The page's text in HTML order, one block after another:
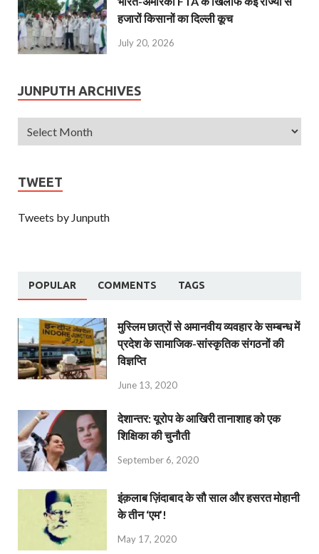
हजारों किसानों का दिल्ली कूच
July 20, 2026
JUNPUTH ARCHIVES
TWEET
Tweets by Junputh
POPULAR COMMENTS TAGS
मुस्लिम छात्रों से अमानवीय व्यवहार के सम्बन्ध में
प्रदेश के सामाजिक-सांस्कृतिक संगठनों की
विज्ञप्ति
June 13, 2020
देशान्‍तर: यूरोप के आखिरी तानाशाह को एक
शिक्षिका की चुनौती
September 6, 2020
इंक़लाब ज़िंदाबाद के सौ साल और हसरत मोहानी
के तीन ‘एम’!
May 17, 2020